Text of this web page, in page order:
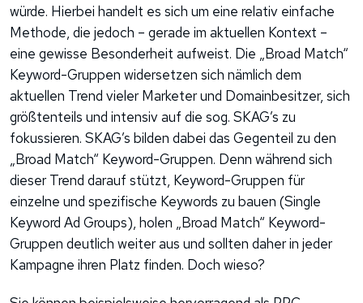
würde. Hierbei handelt es sich um eine relativ einfache
Methode, die jedoch – gerade im aktuellen Kontext –
eine gewisse Besonderheit aufweist. Die „Broad Match“
Keyword-Gruppen widersetzen sich nämlich dem
aktuellen Trend vieler Marketer und Domainbesitzer, sich
größtenteils und intensiv auf die sog. SKAG’s zu
fokussieren. SKAG’s bilden dabei das Gegenteil zu den
„Broad Match“ Keyword-Gruppen. Denn während sich
dieser Trend darauf stützt, Keyword-Gruppen für
einzelne und spezifische Keywords zu bauen (Single
Keyword Ad Groups), holen „Broad Match“ Keyword-
Gruppen deutlich weiter aus und sollten daher in jeder
Kampagne ihren Platz finden. Doch wieso?